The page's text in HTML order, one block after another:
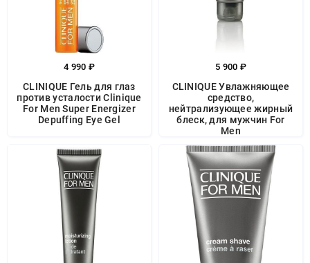
4 990 ₽
CLINIQUE Гель для глаз
против усталости Clinique
For Men Super Energizer
Depuffing Eye Gel
5 900 ₽
CLINIQUE Увлажняющее
средство,
нейтрализующее жирный
блеск, для мужчин For
Men